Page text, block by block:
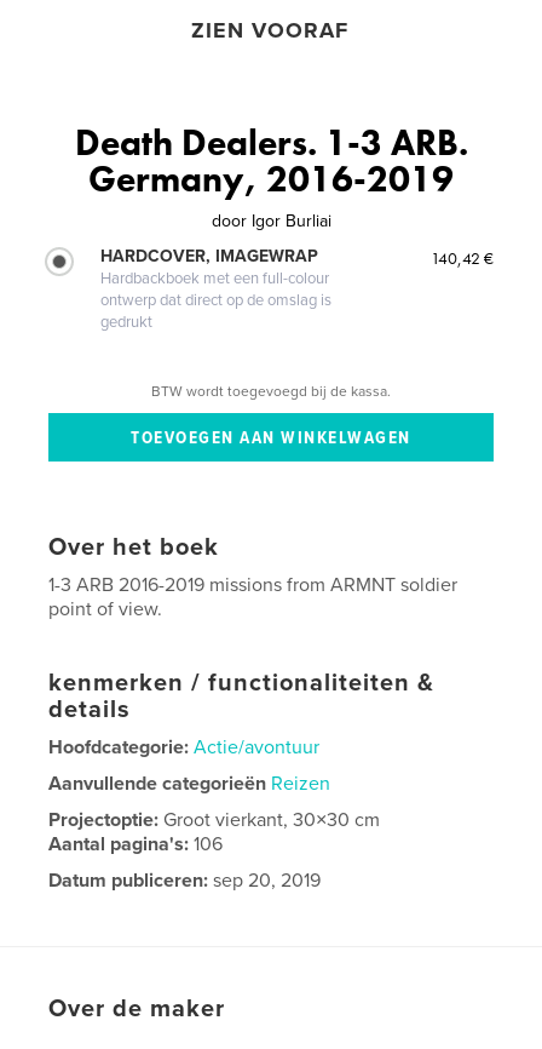
ZIEN VOORAF
Death Dealers. 1-3 ARB.
Germany, 2016-2019
door Igor Burliai
HARDCOVER, IMAGEWRAP
Hardbackboek met een full-colour
ontwerp dat direct op de omslag is
gedrukt
140,42 €
BTW wordt toegevoegd bij de kassa.
Over het boek
1-3 ARB 2016-2019 missions from ARMNT soldier
point of view.
kenmerken / functionaliteiten &
details
Hoofdcategorie: Actie/avontuur
Aanvullende categorieën Reizen
Projectoptie: Groot vierkant, 30×30 cm
Aantal pagina's:106
Datum publiceren: sep 20, 2019
Over de maker